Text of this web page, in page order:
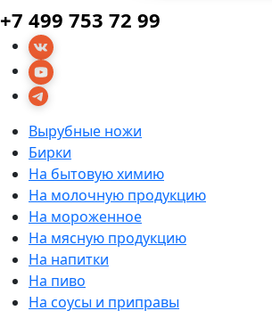
+7 499 753 72 99
Вырубные ножи
Бирки
На бытовую химию
На молочную продукцию
На мороженное
На мясную продукцию
На напитки
На пиво
На соусы и приправы